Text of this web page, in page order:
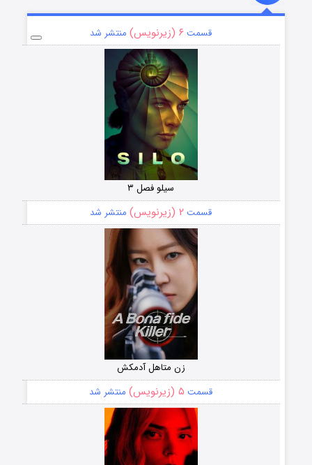
قسمت ۶ (زیرنویس) منتشر شد
سیلو فصل ۳
قسمت ۲ (زیرنویس) منتشر شد
زن متاهل آدمکش
قسمت ۵ (زیرنویس) منتشر شد